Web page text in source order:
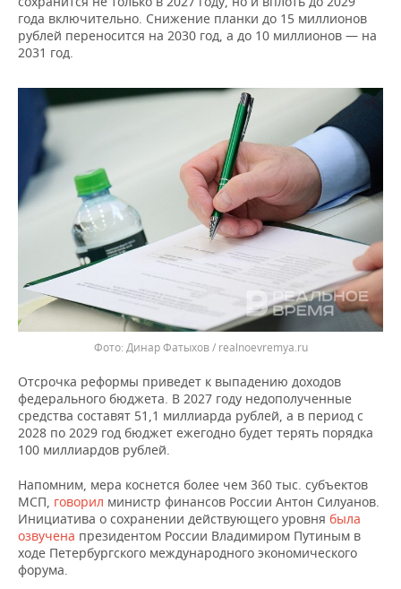
ФИГУРНОЕ КАТАНИЕ
ВОДНЫЕ ВИДЫ СПОРТА
ХОККЕЙ С МЯЧОМ
МЕДИЦИНА
ОБРАЗОВАНИЕ
ПРОИСШЕСТВИЯ
года включительно. Снижение планки до 15 миллионов
рублей переносится на 2030 год, а до 10 миллионов — на
2031 год.
Динар Фатыхов / realnoevremya.ru
Отсрочка реформы приведет к выпадению доходов
федерального бюджета. В 2027 году недополученные
средства составят 51,1 миллиарда рублей, а в период с
2028 по 2029 год бюджет ежегодно будет терять порядка
100 миллиардов рублей.
Напомним, мера коснется более чем 360 тыс. субъектов
МСП, говорил министр финансов России Антон Силуанов.
Инициатива о сохранении действующего уровня была
озвучена президентом России Владимиром Путиным в
ходе Петербургского международного экономического
форума.